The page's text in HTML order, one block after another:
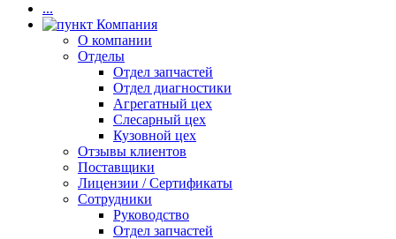
...
Компания
О компании
Отделы
Отдел запчастей
Отдел диагностики
Агрегатный цех
Слесарный цех
Кузовной цех
Отзывы клиентов
Поставщики
Лицензии / Сертификаты
Сотрудники
Руководство
Отдел запчастей